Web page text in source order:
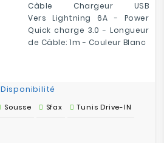
Câble Chargeur USB
Vers Lightning 6A - Power
Quick charge 3.0 - Longueur
de Câble: 1m - Couleur Blanc
Disponibilité
Sousse Sfax Tunis Drive-IN